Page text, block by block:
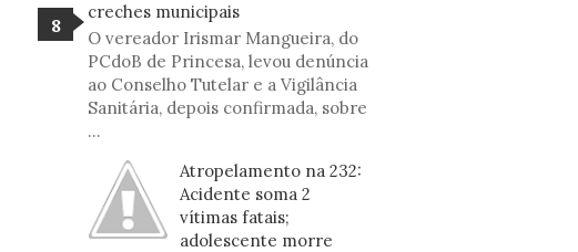
creches municipais
O vereador Irismar Mangueira, do
PCdoB de Princesa, levou denúncia
ao Conselho Tutelar e a Vigilância
Sanitária, depois confirmada, sobre
...
Atropelamento na 232:
Acidente soma 2
vítimas fatais;
adolescente morre